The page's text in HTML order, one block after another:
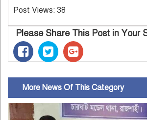
Post Views: 38
Please Share This Post in Your
More News Of This Category